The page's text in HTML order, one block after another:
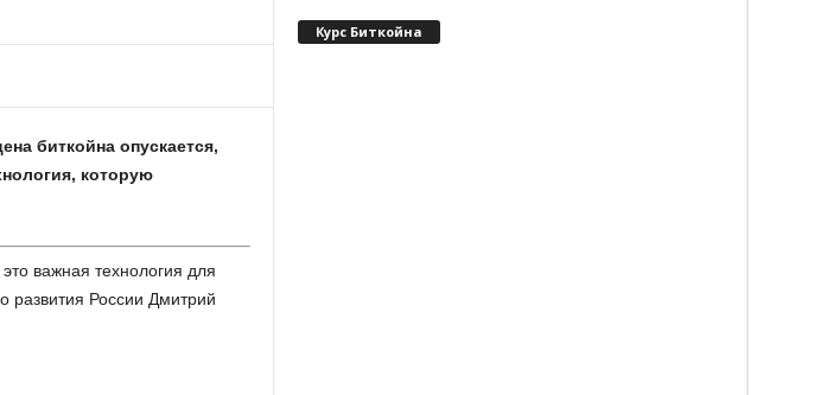
биткойна опускается,
которую
важная технология для
развития России Дмитрий
Курс Биткойна